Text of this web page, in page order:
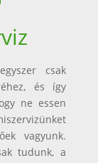
csak
és így
ne essen
vagyunk.
tudunk, a